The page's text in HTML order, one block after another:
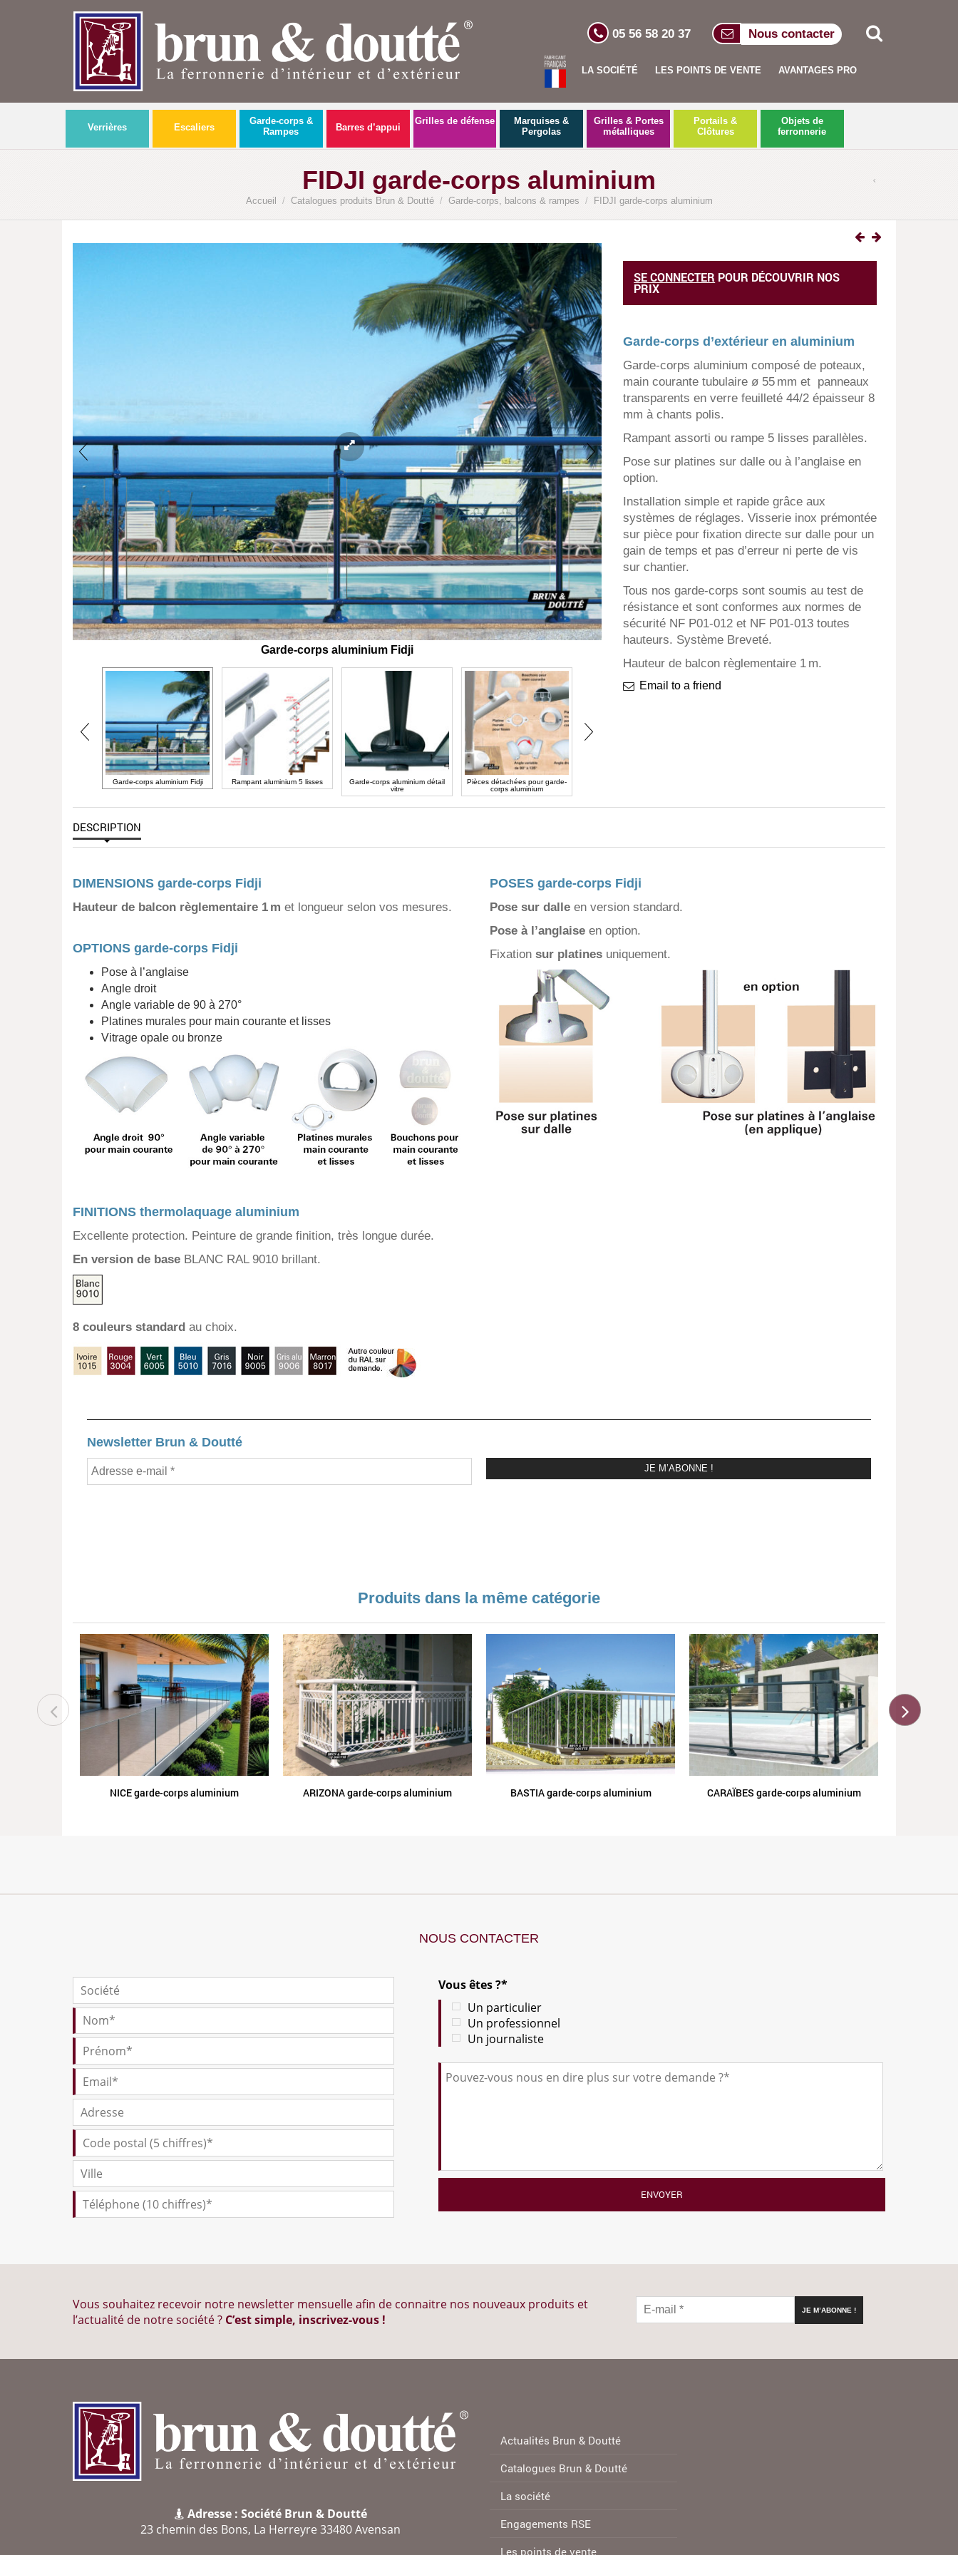
05 56 58 20 37 Nous contacter
AVANTAGES PRO
LES POINTS DE VENTE
LA SOCIÉTÉ
Verrières Escaliers
Garde-corps &
Rampes
Barres d’appui
Grilles de défense
Marquises &
Pergolas
Grilles & Portes
métalliques
Portails &
Clôtures
Objets de
ferronnerie
FIDJI garde-corps aluminium
Accueil / Catalogues produits Brun & Doutté / Garde-corps, balcons & rampes / FIDJI garde-corps aluminium
Garde-corps aluminium Fidji
Garde-corps aluminium Fidji Rampant aluminium 5 lisses
Garde-corps aluminium détail
vitre
Pièces détachées pour garde-
corps aluminium
Blanc
SE CONNECTER POUR DÉCOUVRIR NOS
PRIX
Garde-corps d’extérieur en aluminium
Garde-corps aluminium composé de poteaux,
main courante tubulaire ø 55 mm et panneaux
transparents en verre feuilleté 44/2 épaisseur 8
mm à chants polis.
Rampant assorti ou rampe 5 lisses parallèles.
Pose sur platines sur dalle ou à l’anglaise en
option.
Installation simple et rapide grâce aux
systèmes de réglages. Visserie inox prémontée
sur pièce pour fixation directe sur dalle pour un
gain de temps et pas d’erreur ni perte de vis
sur chantier.
Tous nos garde-corps sont soumis au test de
résistance et sont conformes aux normes de
sécurité NF P01-012 et NF P01-013 toutes
hauteurs. Système Breveté.
Hauteur de balcon règlementaire 1 m.
Email to a friend
DESCRIPTION
DIMENSIONS garde-corps Fidji
Hauteur de balcon règlementaire 1 m et longueur selon vos mesures.
OPTIONS garde-corps Fidji
Pose à l’anglaise
Angle droit
Angle variable de 90 à 270°
Platines murales pour main courante et lisses
Vitrage opale ou bronze
FINITIONS thermolaquage aluminium
Excellente protection. Peinture de grande finition, très longue durée.
En version de base BLANC RAL 9010 brillant.
8 couleurs standard au choix.
POSES garde-corps Fidji
Pose sur dalle en version standard.
Pose à l’anglaise en option.
Fixation sur platines uniquement.
Newsletter Brun & Doutté
Produits dans la même catégorie
NICE garde-corps aluminium ARIZONA garde-corps aluminium BASTIA garde-corps aluminium CARAÏBES garde-corps aluminium
NOUS CONTACTER
Vous êtes ?*
Un particulier
Un professionnel
Un journaliste
Vous souhaitez recevoir notre newsletter mensuelle afin de connaitre nos nouveaux produits et
l’actualité de notre société ? C’est simple, inscrivez-vous !
Adresse : Société Brun & Doutté
23 chemin des Bons, La Herreyre 33480 Avensan
Actualités Brun & Doutté
Catalogues Brun & Doutté
La société
Engagements RSE
Les points de vente